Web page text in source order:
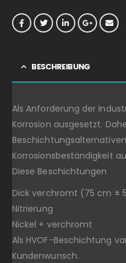
BESCHREIBUNG
Als Anforderung der
Korrosion ausgesetzt.
Korrosionsbeständigkeit
Diese Beschichtungen
Dick verchromt (75 cm ±
Nitrierung
Nickel + verchromt
Als HVOF-Beschichtung
Kundenwunsch.